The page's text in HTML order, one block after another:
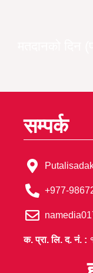
सम्पर्क
+977-
क. प्रा. लि. द. नं. :